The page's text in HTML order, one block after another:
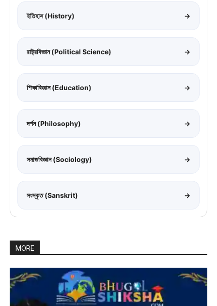
ইতিহাস (History) →
রাষ্ট্রবিজ্ঞান (Political Science) →
শিক্ষাবিজ্ঞান (Education) →
দর্শন (Philosophy) →
সমাজবিজ্ঞান (Sociology) →
সংস্কৃত (Sanskrit) →
MORE